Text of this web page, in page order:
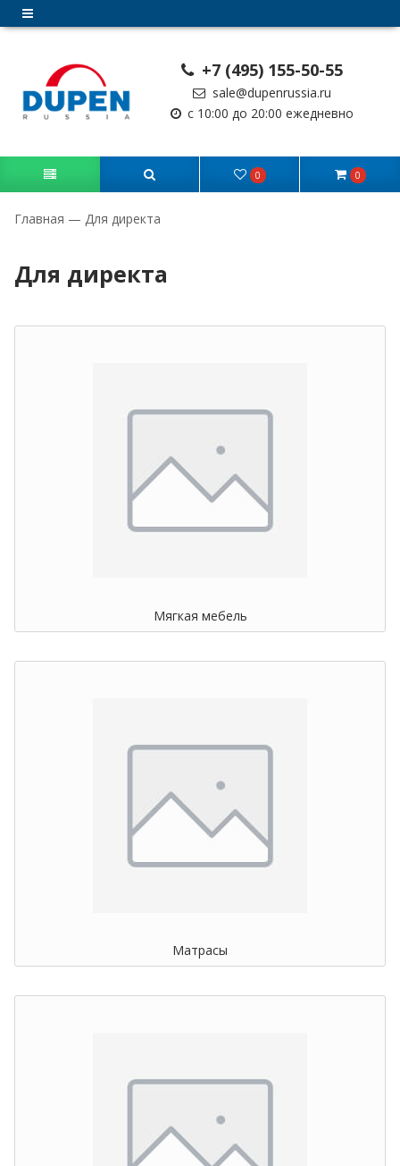
+7 (495) 155-50-55
sale@dupenrussia.ru
с 10:00 до 20:00 ежедневно
0 0
Главная — Для директа
Для директа
Мягкая мебель
Матрасы